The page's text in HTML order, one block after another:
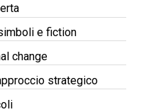
e fiction
change
strategico